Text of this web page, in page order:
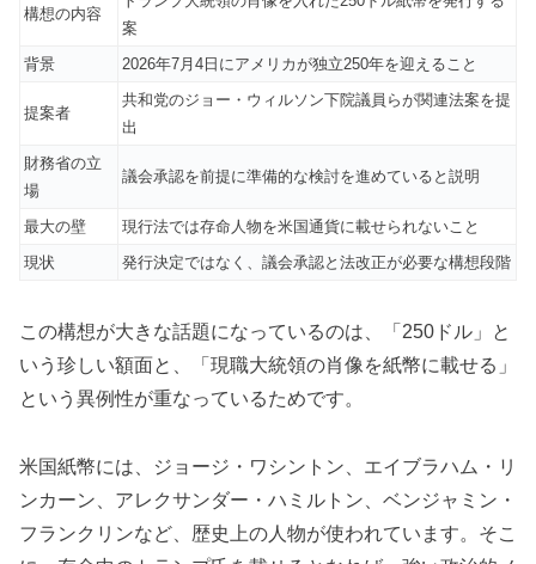
構想の内容
案
背景
2026年7月4日にアメリカが独立250年を迎えること
提案者
共和党のジョー・ウィルソン下院議員らが関連法案を提
出
財務省の立
場
議会承認を前提に準備的な検討を進めていると説明
最大の壁
現行法では存命人物を米国通貨に載せられないこと
現状
発行決定ではなく、議会承認と法改正が必要な構想段階
この構想が大きな話題になっているのは、「250ドル」と
いう珍しい額面と、「現職大統領の肖像を紙幣に載せる」
という異例性が重なっているためです。
米国紙幣には、ジョージ・ワシントン、エイブラハム・リ
ンカーン、アレクサンダー・ハミルトン、ベンジャミン・
フランクリンなど、歴史上の人物が使われています。そこ